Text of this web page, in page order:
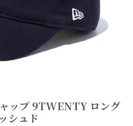
ップ 9TWENTY ロング
シュド